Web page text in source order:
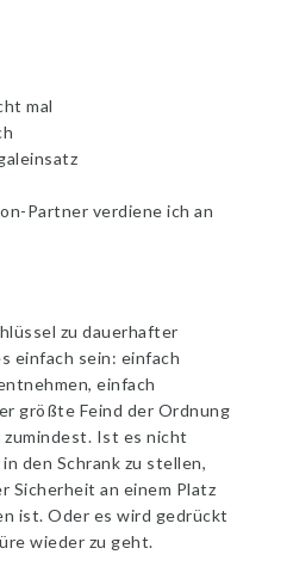
mal
Partner verdiene ich an
zu dauerhafter
einfach sein: einfach
einfach
größte Feind der Ordnung
Ist es nicht
den Schrank zu stellen,
Sicherheit an einem Platz
ist. Oder es wird gedrückt
wieder zu geht.